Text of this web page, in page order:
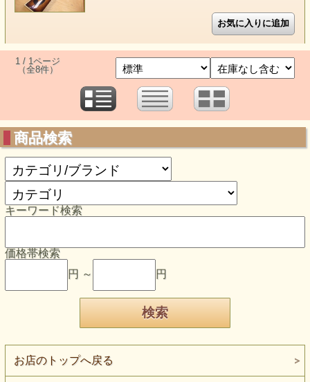
1 / 1ページ
（全8件）
商品検索
キーワード検索
価格帯検索
円 ～
円
お店のトップへ戻る